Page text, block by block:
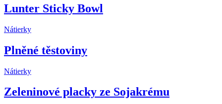
Lunter Sticky Bowl
Nátierky
Plněné těstoviny
Nátierky
Zeleninové placky ze Sojakrému